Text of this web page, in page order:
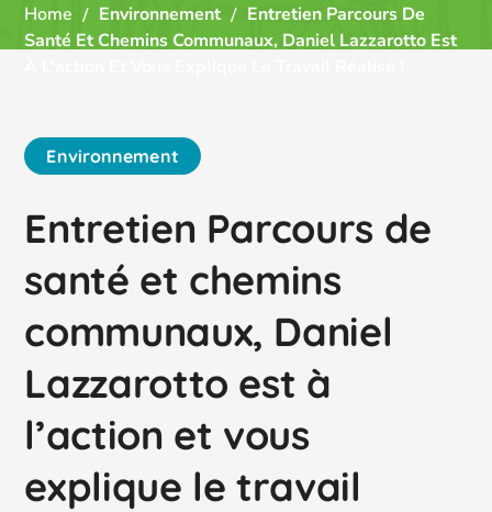
Home Environnement
Entretien Parcours De
Santé Et Chemins Communaux, Daniel Lazzarotto Est
Environnement
Entretien Parcours de
santé et chemins
communaux, Daniel
Lazzarotto est à
l’action et vous
explique le travail